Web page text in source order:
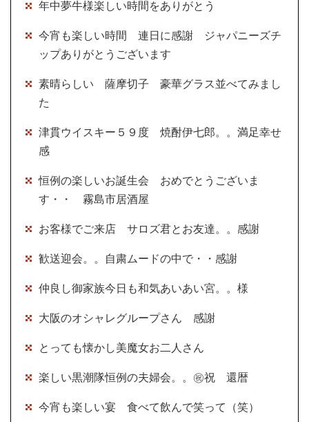
年中夢牛様楽しい時間をありがとう
今宵も楽しい時間 連日に感謝 ジャパニーズチ
ップありがとうございます
素晴らしい 薩摩切子 豪華グラス並べてみまし
た
津貫ウイスキー５９度 焼酎伊七郎。。満足幸せ
感
恒例の楽しいお誕生会 おめでとうございま
す・・ 霧島市居酒屋
お客様でご来店 サロズ君とお友達。。感謝
歓送迎会。。自粛ムードの中で・・感謝
仲良し御家族今日も和気あいあい宮。。様
大阪のオシャレグループさん 感謝
とっても懐かし美魔女お二人さん
楽しい黒潮隊恒例の夫婦会。。㊗祝 還暦
今宵も楽しい宴 食べて飲んで笑って（笑）